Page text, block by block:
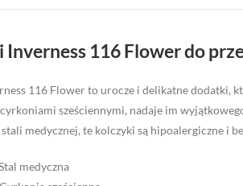
116 Flower do
116 Flower to urocze i delikatne dodatki,
sześciennymi, nadaje im
medycznej, te kolczyki są hipoalergiczne i
medyczna